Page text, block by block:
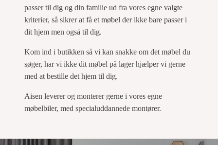
passer til dig og din familie ud fra vores egne valgte
kriterier, så sikrer at få et møbel der ikke bare passer i
dit hjem men også til dig.
Kom ind i butikken så vi kan snakke om det møbel du
søger, har vi ikke dit møbel på lager hjælper vi gerne
med at bestille det hjem til dig.
Aisen leverer og monterer gerne i vores egne
møbelbiler, med specialuddannede montører.